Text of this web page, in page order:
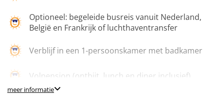
Optioneel: begeleide busreis vanuit Nederland,
België en Frankrijk of luchthaventransfer
Verblijf in een 1-persoonskamer met badkamer
Volpension (ontbijt, lunch en diner inclusief)
meer informatie